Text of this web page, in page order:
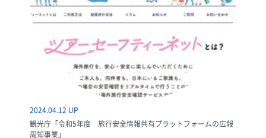
2024.04.12 UP
観光庁「令和5年度 旅行安全情報共有プラットフォームの広報
周知事業」